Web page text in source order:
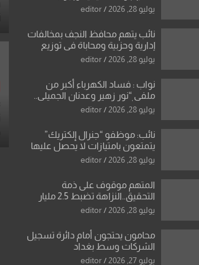
رادعة تمنع استمرار الاعتداء على
يوليو 28, 2026 editor
نائب يتهم محافظ النجف بمخالفات
إدارية وحزبية ومحاباة في توزيع
الأراضي
يوليو 28, 2026 editor
نواب : فساد الكهرباء أكبر من
ملفي “نور زهير وعدنان الجميلي..
نصر الله يكشف فروقات صادمة
يوليو 28, 2026 editor
نائب: موظفو “جنرال إلكتريك”
يتمتعون بامتيازات لا يحصل عليها
رئيس الوزراء ان الشركة تنظر
شروطها
يوليو 28, 2026 editor
المتهم موقوف على ذمة
التحقيق..النزاهة تضبط 2.5 مليار
دينار في منزل مسؤول بصلاح
يوليو 28, 2026 editor
محامون يحتجون أمام دائرة تسجيل
الشركات وسط بغداد
يوليو 27, 2026 editor